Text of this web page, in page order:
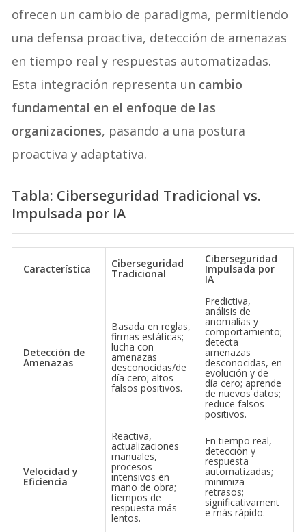
ofrecen un cambio de paradigma, permitiendo
una defensa proactiva, detección de amenazas
en tiempo real y respuestas automatizadas.
Esta integración representa un cambio
fundamental en el enfoque de las
organizaciones, pasando a una postura
proactiva y adaptativa.
Tabla: Ciberseguridad Tradicional vs.
Impulsada por IA
Característica Ciberseguridad
Tradicional
Ciberseguridad
Impulsada por
IA
Detección de
Amenazas
Basada en reglas,
firmas estáticas;
lucha con
amenazas
desconocidas/de
día cero; altos
falsos positivos.
Predictiva,
análisis de
anomalías y
comportamiento;
detecta
amenazas
desconocidas, en
evolución y de
día cero; aprende
de nuevos datos;
reduce falsos
positivos.
Velocidad y
Eficiencia
Reactiva,
actualizaciones
manuales,
procesos
intensivos en
mano de obra;
tiempos de
respuesta más
lentos.
En tiempo real,
detección y
respuesta
automatizadas;
minimiza
retrasos;
significativament
e más rápido.